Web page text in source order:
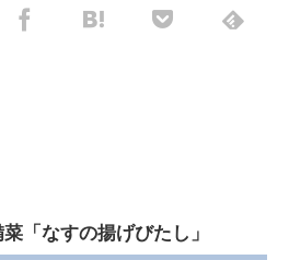
「なすの揚げびたし」